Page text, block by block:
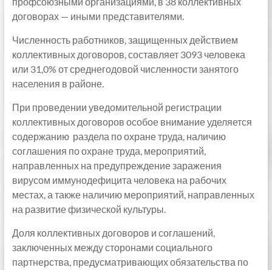
договорах — иными представителями.
Численность работников, защищенных действием
коллективных договоров, составляет 3093 человека
или 31,0% от среднегодовой численности занятого
населения в районе.
При проведении уведомительной регистрации
коллективных договоров особое внимание уделяется
содержанию раздела по охране труда, наличию
соглашения по охране труда, мероприятий,
направленных на предупреждение заражения
вирусом иммунодефицита человека на рабочих
местах, а также наличию мероприятий, направленных
на развитие физической культуры.
Доля коллективных договоров и соглашений,
заключенных между сторонами социального
партнерства, предусматривающих обязательства по